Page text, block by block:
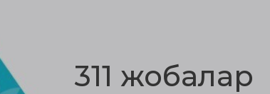
311 жобалар